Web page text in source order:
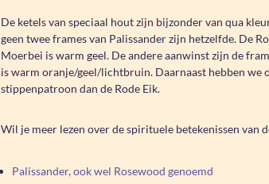
De ketels van speciaal hout zijn bijzonder van qua
geen twee frames van Palissander zijn hetzelfde. De
Moerbei is warm geel. De andere aanwinst zijn de
is warm oranje/geel/lichtbruin. Daarnaast hebben we
stippenpatroon dan de Rode Eik.
Wil je meer lezen over de spirituele betekenissen van
Palissander, ook wel Rosewood genoemd